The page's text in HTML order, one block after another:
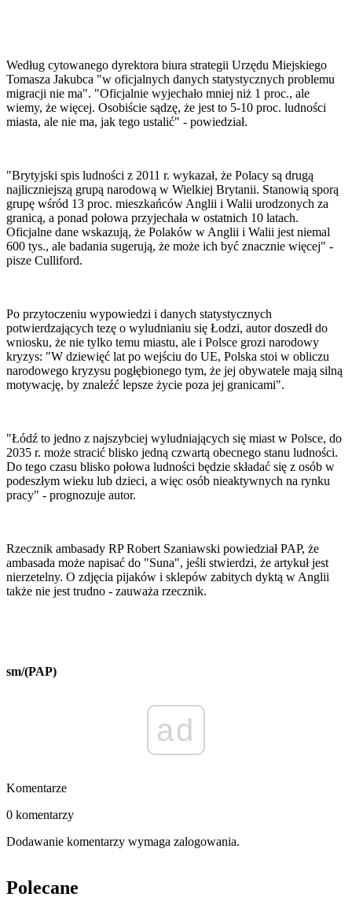
Według cytowanego dyrektora biura strategii Urzędu Miejskiego
Tomasza Jakubca "w oficjalnych danych statystycznych problemu
migracji nie ma". "Oficjalnie wyjechało mniej niż 1 proc., ale
wiemy, że więcej. Osobiście sądzę, że jest to 5-10 proc. ludności
miasta, ale nie ma, jak tego ustalić" - powiedział.
"Brytyjski spis ludności z 2011 r. wykazał, że Polacy są drugą
najliczniejszą grupą narodową w Wielkiej Brytanii. Stanowią sporą
grupę wśród 13 proc. mieszkańców Anglii i Walii urodzonych za
granicą, a ponad połowa przyjechała w ostatnich 10 latach.
Oficjalne dane wskazują, że Polaków w Anglii i Walii jest niemal
600 tys., ale badania sugerują, że może ich być znacznie więcej" -
pisze Culliford.
Po przytoczeniu wypowiedzi i danych statystycznych
potwierdzających tezę o wyludnianiu się Łodzi, autor doszedł do
wniosku, że nie tylko temu miastu, ale i Polsce grozi narodowy
kryzys: "W dziewięć lat po wejściu do UE, Polska stoi w obliczu
narodowego kryzysu pogłębionego tym, że jej obywatele mają silną
motywację, by znaleźć lepsze życie poza jej granicami".
"Łódź to jedno z najszybciej wyludniających się miast w Polsce, do
2035 r. może stracić blisko jedną czwartą obecnego stanu ludności.
Do tego czasu blisko połowa ludności będzie składać się z osób w
podeszłym wieku lub dzieci, a więc osób nieaktywnych na rynku
pracy" - prognozuje autor.
Rzecznik ambasady RP Robert Szaniawski powiedział PAP, że
ambasada może napisać do "Suna", jeśli stwierdzi, że artykuł jest
nierzetelny. O zdjęcia pijaków i sklepów zabitych dyktą w Anglii
także nie jest trudno - zauważa rzecznik.
sm/(PAP)
ad
Komentarze
0 komentarzy
Dodawanie komentarzy wymaga zalogowania.
Polecane